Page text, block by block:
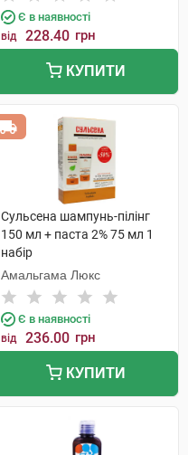
Є в наявності
від 228.40 грн
КУПИТИ
Сульсена шампунь-пілінг
150 мл + паста 2% 75 мл 1
набір
Амальгама Люкс
Є в наявності
від 236.00 грн
КУПИТИ